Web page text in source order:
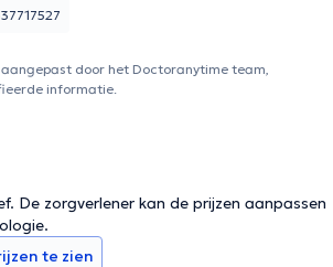
door het Doctoranytime team,
informatie.
De zorgverlener kan de prijzen aanpassen
te zien